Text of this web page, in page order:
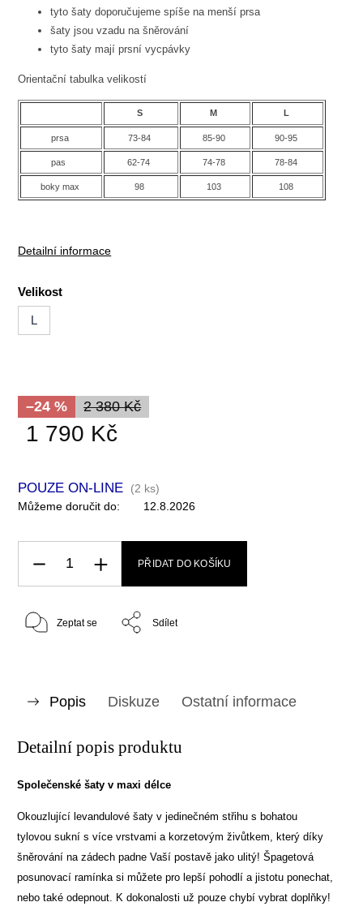
tyto šaty doporučujeme spíše na menší prsa
šaty jsou vzadu na šněrování
tyto šaty mají prsní vycpávky
Orientační tabulka velikostí
S M L
prsa 73-84 85-90 90-95
pas 62-74 74-78 78-84
boky max 98 103 108
Detailní informace
Velikost
L
2 380 Kč
–24 %
1 790 Kč
POUZE ON-LINE (2 ks)
Můžeme doručit do:
12.8.2026
PŘIDAT DO KOŠÍKU
Zeptat se Sdílet
Popis Diskuze Ostatní informace
Detailní popis produktu
Společenské šaty v maxi délce
Okouzlující levandulové šaty v jedinečném střihu s bohatou
tylovou sukní s více vrstvami a korzetovým živůtkem, který díky
šněrování na zádech padne Vaší postavě jako ulitý! Špagetová
posunovací ramínka si můžete pro lepší pohodlí a jistotu ponechat,
nebo také odepnout. K dokonalosti už pouze chybí vybrat doplňky!